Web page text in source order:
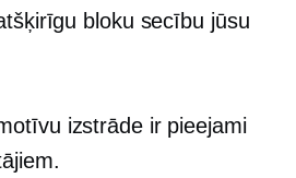
bloku secību jūsu
izstrāde ir pieejami